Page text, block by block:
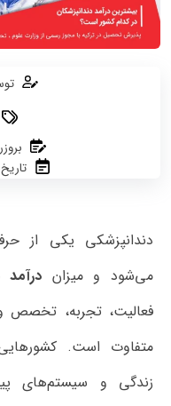
دندانپزشکی یکی از
می‌شود و میزان درآمد
فعالیت، تجربه، تخصص
متفاوت است. کشورهایی
زندگی و سیستم‌های